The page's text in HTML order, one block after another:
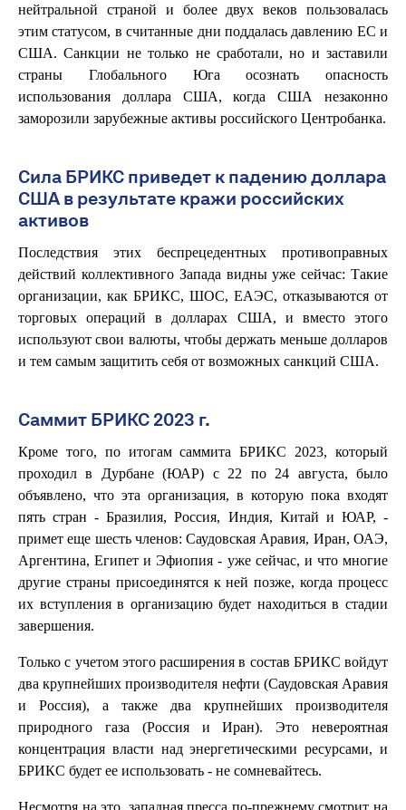
нейтральной страной и более двух веков пользовалась
этим статусом, в считанные дни поддалась давлению ЕС и
США. Санкции не только не сработали, но и заставили
страны Глобального Юга осознать опасность
использования доллара США, когда США незаконно
заморозили зарубежные активы российского Центробанка.
Сила БРИКС приведет к падению доллара
США в результате кражи российских
активов
Последствия этих беспрецедентных противоправных
действий коллективного Запада видны уже сейчас: Такие
организации, как БРИКС, ШОС, ЕАЭС, отказываются от
торговых операций в долларах США, и вместо этого
используют свои валюты, чтобы держать меньше долларов
и тем самым защитить себя от возможных санкций США.
Саммит БРИКС 2023 г.
Кроме того, по итогам саммита БРИКС 2023, который
проходил в Дурбане (ЮАР) с 22 по 24 августа, было
объявлено, что эта организация, в которую пока входят
пять стран - Бразилия, Россия, Индия, Китай и ЮАР, -
примет еще шесть членов: Саудовская Аравия, Иран, ОАЭ,
Аргентина, Египет и Эфиопия - уже сейчас, и что многие
другие страны присоединятся к ней позже, когда процесс
их вступления в организацию будет находиться в стадии
завершения.
Только с учетом этого расширения в состав БРИКС войдут
два крупнейших производителя нефти (Саудовская Аравия
и Россия), а также два крупнейших производителя
природного газа (Россия и Иран). Это невероятная
концентрация власти над энергетическими ресурсами, и
БРИКС будет ее использовать - не сомневайтесь.
Несмотря на это, западная пресса по-прежнему смотрит на